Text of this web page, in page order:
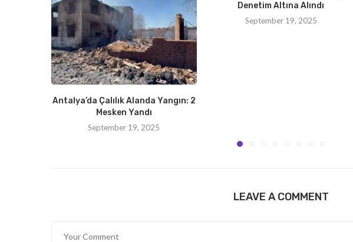
Antalya’da Çalılık Alanda Yangın: 2
Mesken Yandı
September 19, 2025
Denetim Altına Alındı
September 19, 2025
LEAVE A COMMENT